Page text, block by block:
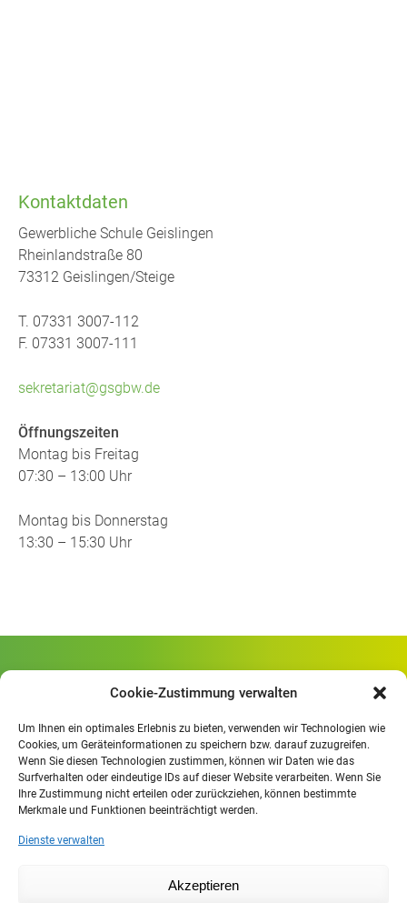
Cookie-Zustimmung verwalten
Um Ihnen ein optimales Erlebnis zu bieten, verwenden wir Technologien wie
Cookies, um Geräteinformationen zu speichern bzw. darauf zuzugreifen.
Wenn Sie diesen Technologien zustimmen, können wir Daten wie das
Surfverhalten oder eindeutige IDs auf dieser Website verarbeiten. Wenn Sie
Ihre Zustimmung nicht erteilen oder zurückziehen, können bestimmte
Merkmale und Funktionen beeinträchtigt werden.
Dienste verwalten
Akzeptieren
Kontaktdaten
Gewerbliche Schule Geislingen
Rheinlandstraße 80
73312 Geislingen/Steige
T. 07331 3007-112
F. 07331 3007-111
sekretariat@gsgbw.de
Öffnungszeiten
Montag bis Freitag
07:30 – 13:00 Uhr
Montag bis Donnerstag
13:30 – 15:30 Uhr
Rheinlandstraße 80
Öffnungszeiten:
Mo. - Fr.
07.30 - 13.00 Uhr
Mo. - Do.
13:30 - 15.30 Uhr
Datenschutzerklärung